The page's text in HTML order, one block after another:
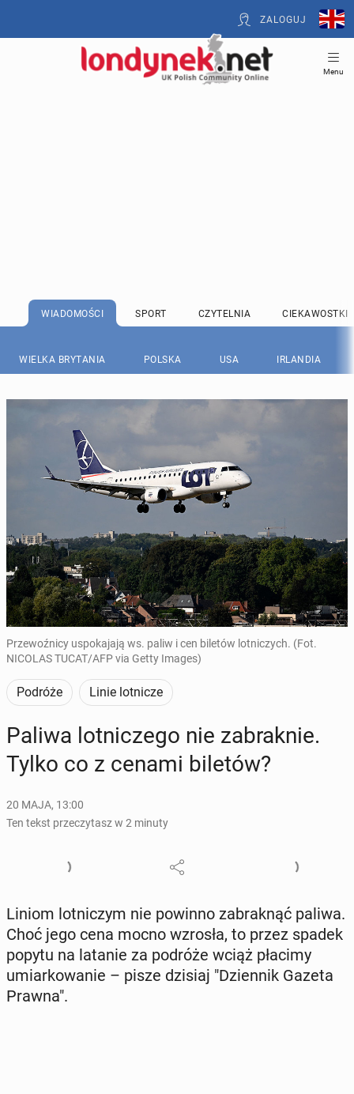
ZALOGUJ
Menu
WIADOMOŚCI SPORT CZYTELNIA CIEKAWOSTKI
WIELKA BRYTANIA POLSKA USA IRLANDIA
Przewoźnicy uspokajają ws. paliw i cen biletów lotniczych. (Fot.
NICOLAS TUCAT/AFP via Getty Images)
Podróże Linie lotnicze
Paliwa lot­ni­cze­go nie za­brak­nie.
Tylko co z cenami biletów?
20 MAJA, 13:00
Ten tekst przeczytasz w 2 minuty
Liniom lot­ni­czym nie powinno za­brak­nąć paliwa.
Choć jego cena mocno wzrosła, to przez spadek
popytu na latanie za podróże wciąż płacimy
umiar­ko­wa­nie – pisze dzisiaj "Dzien­nik Gazeta
Prawna".